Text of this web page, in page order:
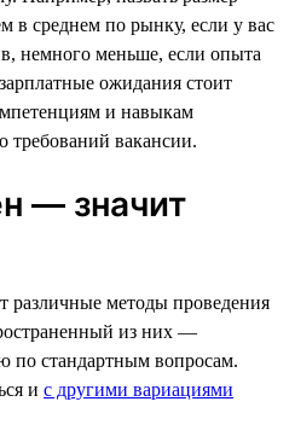
в среднем по рынку, если у вас
немного меньше, если опыта
ожидания стоит
и навыкам
требований вакансии.
— значит
различные методы проведения
из них —
по стандартным вопросам.
и с другими вариациями